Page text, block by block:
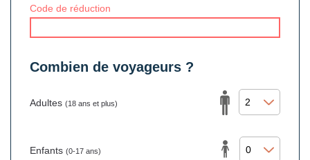
Code de réduction
Combien de voyageurs ?
Adultes (18 ans et plus)
Enfants (0-17 ans)